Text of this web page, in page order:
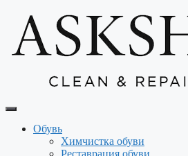
содержимому
Обувь
Химчистка обуви
Реставрация обуви